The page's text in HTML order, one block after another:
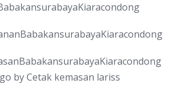
byCetak kemasan lariss